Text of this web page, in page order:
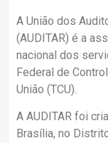
A União dos
(AUDITAR) é a
nacional dos
Federal de
União (TCU).
A AUDITAR foi
Brasília, no